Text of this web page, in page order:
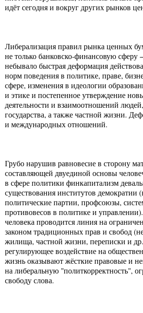
идёт сегодня и вокруг других рынков
Либерализация правил рынка ценных
не только банковско-финансовую сферу
небывало быстрая деформация
норм поведения в политике, праве,
сфере, изменения в идеологии
и этике и постепенное утверждение
деятельности и взаимоотношений
государства, а также частной жизни.
и международных отношений.
Грубо нарушив равновесие в сторону
составляющей двуединой основы
в сфере политики финкапитализм
существования институтов демократии
политические партии, профсоюзы,
противовесов в политике и
человека проводится линия на
законом традиционных прав и свобод
жилища, частной жизни, переписки и
регулирующее воздействие на
жизнь оказывают жёсткие правовые и
на либеральную "политкорректность",
свободу слова.